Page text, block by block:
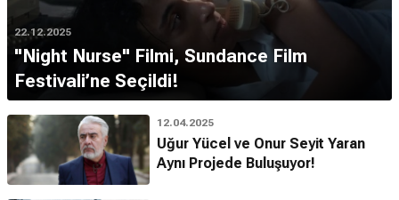
22.12.2025
"Night Nurse" Filmi, Sundance Film
Festivali’ne Seçildi!
12.04.2025
Uğur Yücel ve Onur Seyit Yaran
Aynı Projede Buluşuyor!